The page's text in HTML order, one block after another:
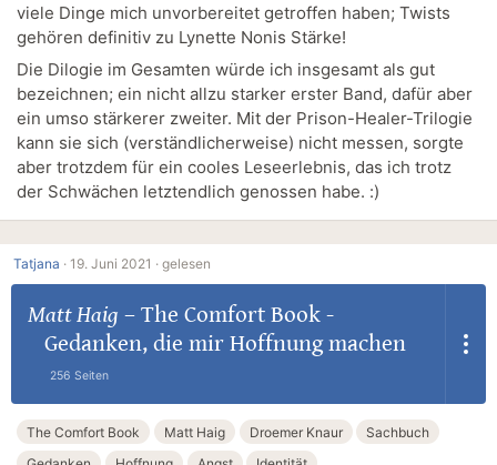
viele Dinge mich unvorbereitet getroffen haben; Twists
gehören definitiv zu Lynette Nonis Stärke!
Die Dilogie im Gesamten würde ich insgesamt als gut
bezeichnen; ein nicht allzu starker erster Band, dafür aber
ein umso stärkerer zweiter. Mit der Prison-Healer-Trilogie
kann sie sich (verständlicherweise) nicht messen, sorgte
aber trotzdem für ein cooles Leseerlebnis, das ich trotz
der Schwächen letztendlich genossen habe. :)
Tatjana · 19. Juni 2021 · gelesen
Matt Haig – The Comfort Book -
Gedanken, die mir Hoffnung machen
256 Seiten
The Comfort Book Matt Haig Droemer Knaur
Sachbuch